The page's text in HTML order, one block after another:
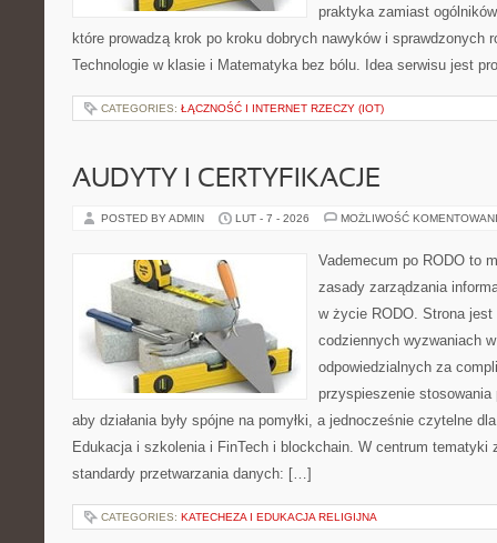
praktyka zamiast
które prowadzą krok po kroku dobrych nawyków i sprawdzonych
Technologie w klasie i Matematyka bez bólu. Idea serwisu jest
CATEGORIES: ŁĄCZNOŚĆ I INTERNET RZECZY (IOT)
AUDYTY I CERTYFIKACJE
POSTED BY ADMIN LUT - 7 - 2026 MOŻLIWOŚĆ
Vademecum po RODO to
zasady zarządzania
w życie RODO. Strona
codziennych wyzwaniach
odpowiedzialnych za
przyspieszenie
aby działania były spójne na pomyłki, a jednocześnie czytelne
Edukacja i szkolenia i FinTech i blockchain. W centrum tematyki
standardy przetwarzania danych: […]
CATEGORIES: KATECHEZA I EDUKACJA RELIGIJNA